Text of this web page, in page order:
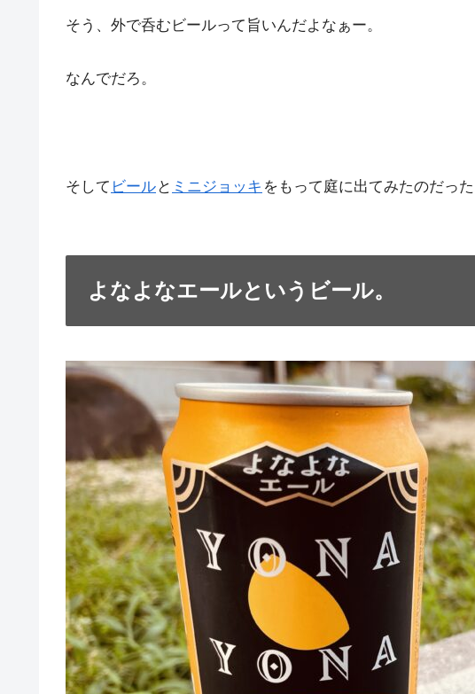
そう、外で呑むビールって旨いんだよなぁー。
なんでだろ。
そして ビール と ミニジョッキ をもって庭に出てみたのだった
よなよなエールというビール。